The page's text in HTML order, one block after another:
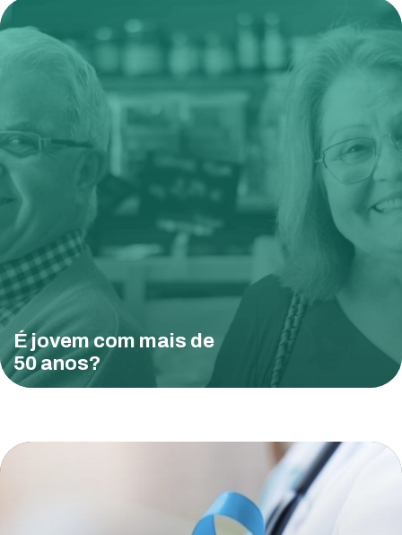
É jovem com mais de
50 anos?